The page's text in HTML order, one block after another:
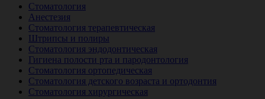
Стоматология
Анестезия
Стоматология терапевтическая
Штрипсы и полиры
Стоматология эндодонтическая
Гигиена полости рта и пародонтология
Стоматология ортопедическая
Стоматология детского возраста и ортодонтия
Стоматология хирургическая